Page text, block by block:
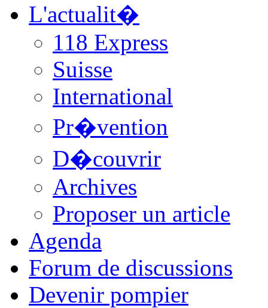
L'actualit�
118 Express
Suisse
International
Pr�vention
D�couvrir
Archives
Proposer un article
Agenda
Forum de discussions
Devenir pompier